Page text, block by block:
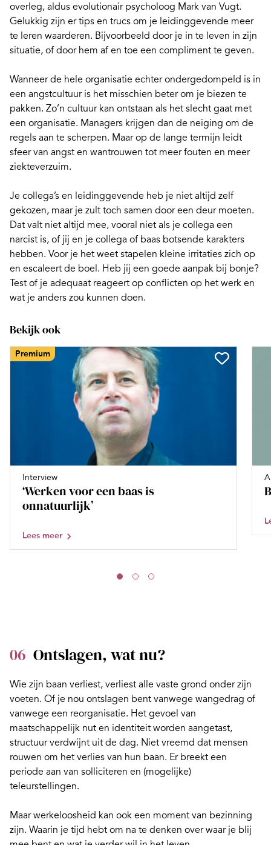
overleg, aldus evolutionair psycholoog Mark van Vugt.
Gelukkig zijn ertips en trucs om je leidinggevende meer
te leren waarderen. Bijvoorbeeld door je in te leven in zijn
situatie, of door hem af en toe een compliment te geven.
Wanneer de hele organisatie echter ondergedompeld is in
een angstcultuuris het misschien beter om je biezen te
pakken. Zo’n cultuur kan ontstaan als het slecht gaat met
een organisatie. Managers krijgen dan de neiging om de
regels aan te scherpen. Maar op de lange termijn leidt
sfeer van angst en wantrouwen tot meer fouten en meer
ziekteverzuim.
Je collega’s en leidinggevende heb je niet altijd zelf
gekozen, maar je zult toch samen door een deur moeten.
Dat valt niet altijd mee, vooral niet als je collega een
narcist is, of jij en je collega of baas botsende karakters
hebben. Voor je het weet stapelen kleine irritaties zich op
en escaleert de boel. Heb jij een goede aanpak bij bonje?
Test of je adequaat reageert op conflicten op het werk en
wat je anders zou kunnen doen.
Bekijk ook
Premium
Interview
‘Werken voor een baas is
onnatuurlijk’
Lees meer
06 Ontslagen, wat nu?
Wie zijn baan verliest, verliest alle vaste grond onder zijn
voeten. Of je nou ontslagen bent vanwege wangedrag of
vanwege een reorganisatie. Het gevoel van
maatschappelijk nut en identiteit worden aangetast,
structuur verdwijnt uit de dag. Niet vreemd dat mensen
rouwen om het verlies van hun baan. Er breekt een
periode aan van solliciteren en (mogelijke)
teleurstellingen.
Maar werkeloosheid kan ook een moment van bezinning
zijn. Waarin je tijd hebt om na te denken over waar je blij